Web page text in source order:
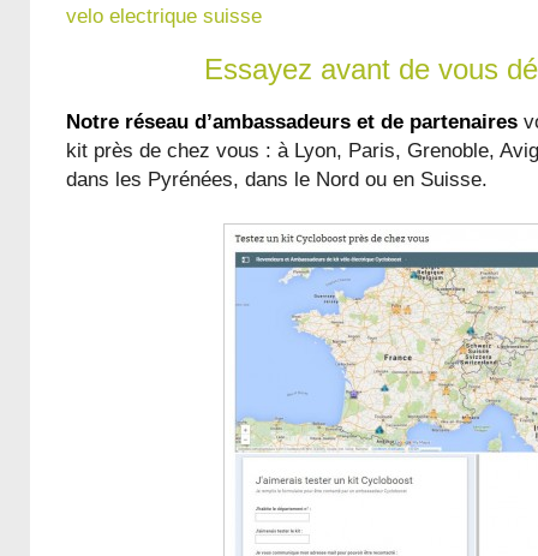
velo electrique suisse
Essayez avant de vous
Notre réseau d’ambassadeurs et de partenaires
kit près de chez vous : à Lyon, Paris, Grenoble,
dans les Pyrénées, dans le Nord ou en Suisse.